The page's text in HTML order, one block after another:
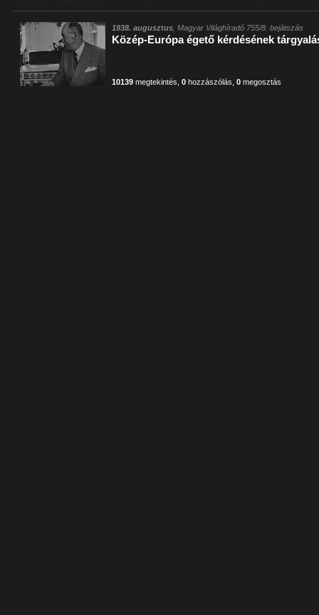
1938. augusztus , Magyar Világhíradó 755/8. bejátszás
Közép-Európa égető kérdésének
10139 megtekintés ,0 hozzászólás ,0 megosztás